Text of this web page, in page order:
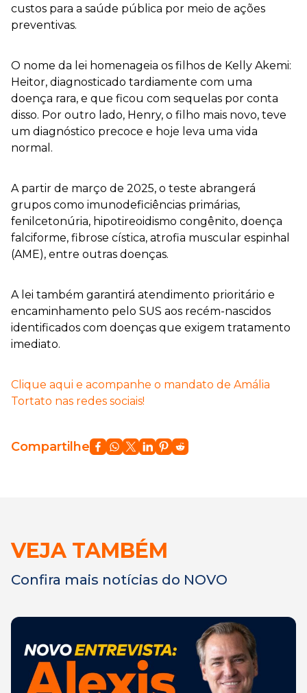
custos para a saúde pública por meio de ações
preventivas.
O nome da lei homenageia os filhos de Kelly Akemi:
Heitor, diagnosticado tardiamente com uma
doença rara, e que ficou com sequelas por conta
disso. Por outro lado, Henry, o filho mais novo, teve
um diagnóstico precoce e hoje leva uma vida
normal.
A partir de março de 2025, o teste abrangerá
grupos como imunodeficiências primárias,
fenilcetonúria, hipotireoidismo congênito, doença
falciforme, fibrose cística, atrofia muscular espinhal
(AME), entre outras doenças.
A lei também garantirá atendimento prioritário e
encaminhamento pelo SUS aos recém-nascidos
identificados com doenças que exigem tratamento
imediato.
Clique aqui e acompanhe o mandato de Amália
Tortato nas redes sociais!
Compartilhe
VEJA TAMBÉM
Confira mais notícias do NOVO